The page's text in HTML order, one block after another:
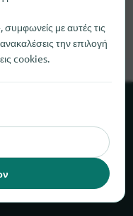
με αυτές τις
την επιλογή
cookies.